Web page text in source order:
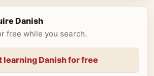
Danish
free while you search.
learning Danish for free